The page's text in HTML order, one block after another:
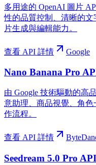
多用途的 OpenAI 圖片
性的品質控制、清晰的
片生成與編輯能力。
查看 API 詳情 Google
Nano Banana Pro
由 Google 技術驅動的高
意助理、商品視覺、角
作流程。
查看 API 詳情
Seedream 5.0 Pro API